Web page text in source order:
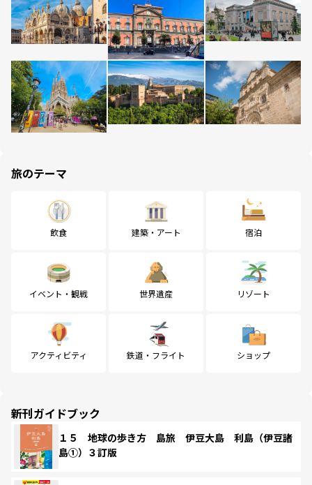
旅のテーマ
飲食 建築・アート 宿泊
イベント・観戦 世界遺産 リゾート
アクティビティ 鉄道・フライト ショップ
新刊ガイドブック
１５ 地球の歩き方 島旅 伊豆大島 利島（伊豆諸
島①）３訂版